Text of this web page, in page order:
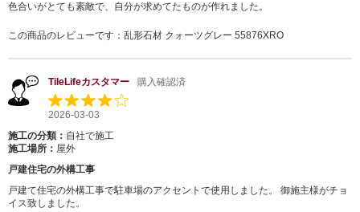
色合いがとても素敵で、自分が求めてたものが作れました。
この商品のレビューです： 乱形石材 クォーツグレー 55876XRO
TileLifeカスタマー 購入確認済
2026-03-03
施工の分類： 自社で施工
施工場所： 屋外
戸建住宅の外構工事
戸建て住宅の外構工事で駐車場のアクセントで使用しました。 御施主様がチョ
イス致しました。